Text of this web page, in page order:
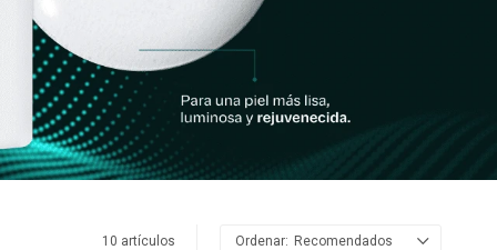
10 artículos Recomendados